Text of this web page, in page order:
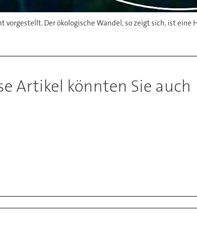
Der ökologische Wandel, so zeigt sich, ist eine
Artikel könnten Sie auch